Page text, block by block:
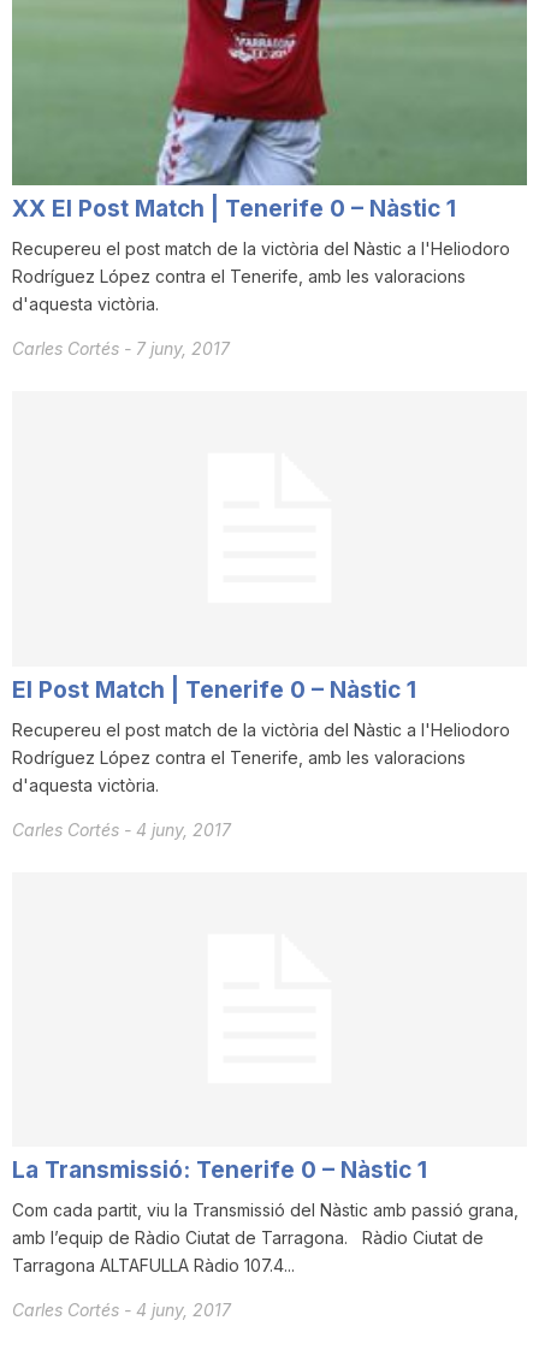
XX El Post Match | Tenerife 0 – Nàstic 1
Recupereu el post match de la victòria del Nàstic a l'Heliodoro
Rodríguez López contra el Tenerife, amb les valoracions
d'aquesta victòria.
Carles Cortés - 7 juny, 2017
El Post Match | Tenerife 0 – Nàstic 1
Recupereu el post match de la victòria del Nàstic a l'Heliodoro
Rodríguez López contra el Tenerife, amb les valoracions
d'aquesta victòria.
Carles Cortés - 4 juny, 2017
La Transmissió: Tenerife 0 – Nàstic 1
Com cada partit, viu la Transmissió del Nàstic amb passió grana,
amb l’equip de Ràdio Ciutat de Tarragona. Ràdio Ciutat de
Tarragona ALTAFULLA Ràdio 107.4...
Carles Cortés - 4 juny, 2017